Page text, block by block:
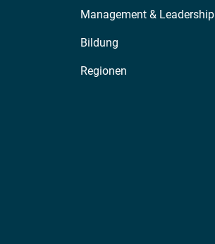
Management & Leadership
Bildung
Regionen